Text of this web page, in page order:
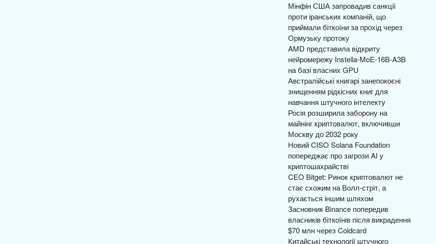
Мінфін США запровадив санкції
проти іранських компаній, що
приймали біткоїни за прохід через
Ормузьку протоку
AMD представила відкриту
нейромережу Instella-MoE-16B-A3B
на базі власних GPU
Австралійські книгарі занепокоєні
знищенням рідкісних книг для
навчання штучного інтелекту
Росія розширила заборону на
майнінг криптовалют, включивши
Москву до 2032 року
Новий CISO Solana Foundation
попереджає про загрози AI у
криптошахрайстві
CEO Bitget: Ринок криптовалют не
стає схожим на Волл-стріт, а
рухається іншим шляхом
Засновник Binance попередив
власників біткоїнів після викрадення
$70 млн через Coldcard
Китайські технології штучного